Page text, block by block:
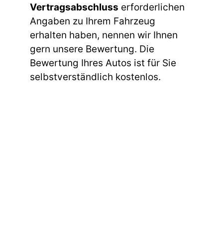
Vertragsabschluss erforderlichen
Angaben zu Ihrem Fahrzeug
erhalten haben, nennen wir Ihnen
gern unsere Bewertung. Die
Bewertung Ihres Autos ist für Sie
selbstverständlich kostenlos.